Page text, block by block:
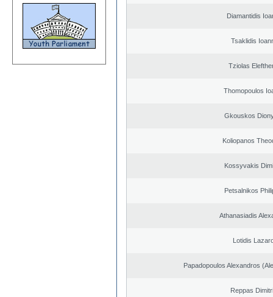
Diamantidis
Tsaklidis
Tziolas
Thomopoulos
Gkouskos
Koliopanos
Kossyvakis
Petsalnikos
Athanasiadis
Lotidis
Papadopoulos Alexandros
Reppas